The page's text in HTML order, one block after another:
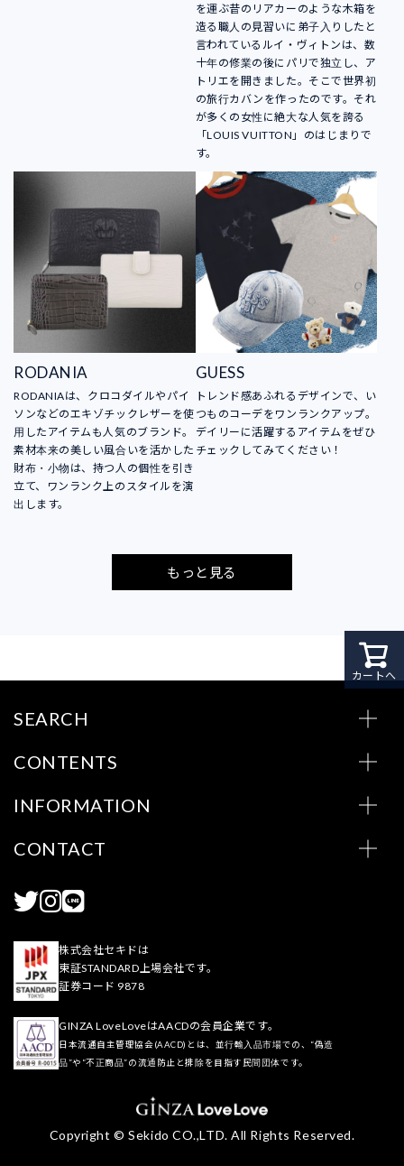
を運ぶ昔のリアカーのような木箱を
造る職人の見習いに弟子入りしたと
言われているルイ・ヴィトンは、数
十年の修業の後にパリで独立し、ア
トリエを開きました。そこで世界初
の旅行カバンを作ったのです。それ
が多くの女性に絶大な人気を誇る
「LOUIS VUITTON」のはじまりで
す。
RODANIA
RODANIAは、クロコダイルやパイ
ソンなどのエキゾチックレザーを使
用したアイテムも人気のブランド。
素材本来の美しい風合いを活かした
財布・小物は、持つ人の個性を引き
立て、ワンランク上のスタイルを演
出します。
GUESS
トレンド感あふれるデザインで、い
つものコーデをワンランクアップ。
デイリーに活躍するアイテムをぜひ
チェックしてみてください！
もっと見る
カートへ
SEARCH
CONTENTS
INFORMATION
CONTACT
株式会社セキドは
東証STANDARD上場会社です。
証券コード 9878
GINZA LoveLoveはAACDの会員企業です。
日本流通自主管理協会(AACD)とは、並行輸入品市場での、“偽造
品”や“不正商品”の流通防止と排除を目指す民間団体です。
Copyright © Sekido CO.,LTD. All Rights Reserved.